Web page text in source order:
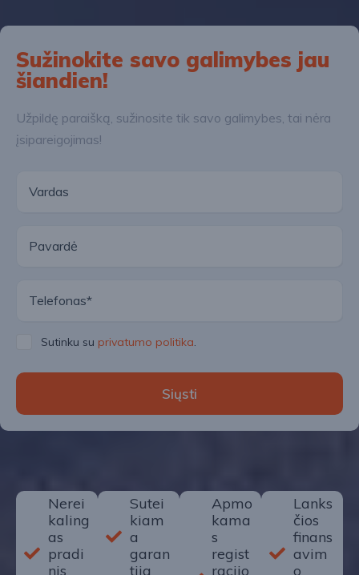
Sužinokite savo galimybes jau
šiandien!
Užpildę paraišką, sužinosite tik savo galimybes, tai nėra
įsipareigojimas!
Sutinku su privatumo politika.
Siųsti
Nerei
kaling
as
pradi
nis
Sutei
kiam
a
garan
tija
Apmo
kama
s
regist
racijo
Lanks
čios
finans
avim
o